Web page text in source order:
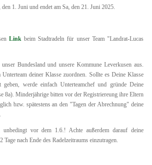
1. Juni und endet am Sa, den 21. Juni 2025.
Linkbeim Stadtradeln für unser Team "Landrat-Lucas
Bundesland und unsere Kommune Leverkusen aus.
deiner Klasse zuordnen. Sollte es Deine Klasse
geben, werde einfach Unterteamchef und gründe Deine
8a). Minderjährige bitten vor der Registriereung ihre Eltern
bzw. spätestens an den "Tagen der Abrechnung" deine
unbedingt vor dem 1.6.! Achte außerdem darauf deine
Tage nach Ende des Radelzeitraums einzutragen.